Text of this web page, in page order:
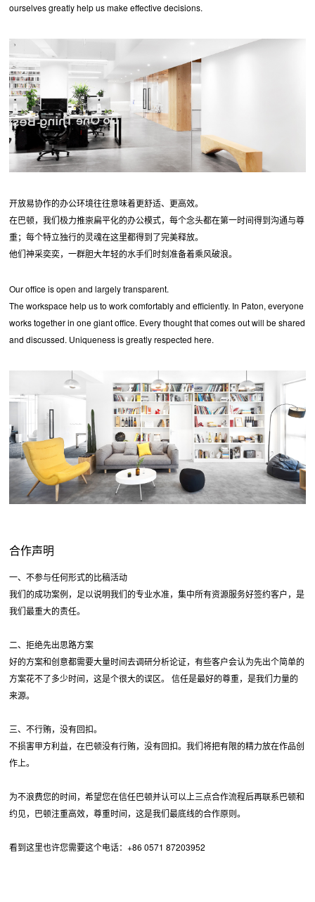
ourselves greatly help us make effective decisions.
开放易协作的办公环境往往意味着更舒适、更高效。
在巴顿，我们极力推崇扁平化的办公模式，每个念头都在第一时间得到沟通与尊
重；每个特立独行的灵魂在这里都得到了完美释放。
他们神采奕奕，一群胆大年轻的水手们时刻准备着乘风破浪。
Our office is open and largely transparent.
The workspace help us to work comfortably and efficiently. In Paton, everyone
works together in one giant office. Every thought that comes out will be shared
and discussed. Uniqueness is greatly respected here.
合作声明
一、不参与任何形式的比稿活动
我们的成功案例，足以说明我们的专业水准，集中所有资源服务好签约客户，是
我们最重大的责任。
二、拒绝先出思路方案
好的方案和创意都需要大量时间去调研分析论证，有些客户会认为先出个简单的
方案花不了多少时间，这是个很大的误区。 信任是最好的尊重，是我们力量的
来源。
三、不行贿，没有回扣。
不损害甲方利益，在巴顿没有行贿，没有回扣。我们将把有限的精力放在作品创
作上。
为不浪费您的时间，希望您在信任巴顿并认可以上三点合作流程后再联系巴顿和
约见，巴顿注重高效，尊重时间，这是我们最底线的合作原则。
看到这里也许您需要这个电话：+86 0571 87203952